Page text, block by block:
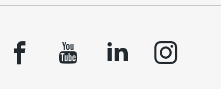
facebook youtube linkedin instagram